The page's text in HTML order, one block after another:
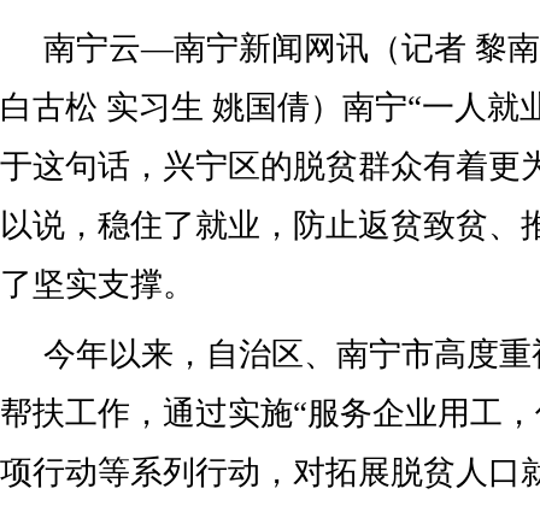
南宁云—南宁新闻网讯（记者 黎
白古松 实习生 姚国倩）南宁“一人就
于这句话，兴宁区的脱贫群众有着更
以说，稳住了就业，防止返贫致贫、
了坚实支撑。
今年以来，自治区、南宁市高度
帮扶工作，通过实施“服务企业用工
项行动等系列行动，对拓展脱贫人口